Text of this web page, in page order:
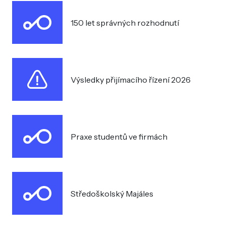
150 let správných rozhodnutí
Výsledky přijímacího řízení 2026
Praxe studentů ve firmách
Středoškolský Majáles